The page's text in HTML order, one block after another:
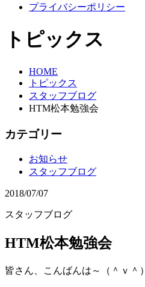
プライバシーポリシー
トピックス
HOME
トピックス
スタッフブログ
HTM松本勉強会
カテゴリー
お知らせ
スタッフブログ
2018/07/07
スタッフブログ
HTM松本勉強会
皆さん、こんばんは～（＾ｖ＾）